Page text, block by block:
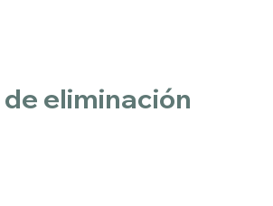
eliminación